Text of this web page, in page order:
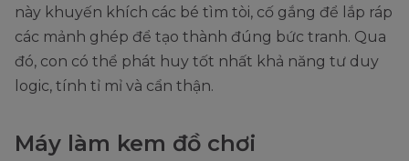
này khuyến khích các bé tìm tòi, cố gắng để lắp ráp
các mảnh ghép để tạo thành đúng bức tranh. Qua
đó, con có thể phát huy tốt nhất khả năng tư duy
logic, tính tỉ mỉ và cẩn thận.
Máy làm kem đồ chơi